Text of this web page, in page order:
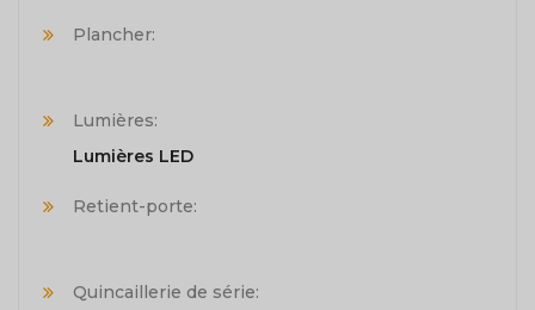
Plancher:
Lumières:
Lumières LED
Retient-porte:
Quincaillerie de série: